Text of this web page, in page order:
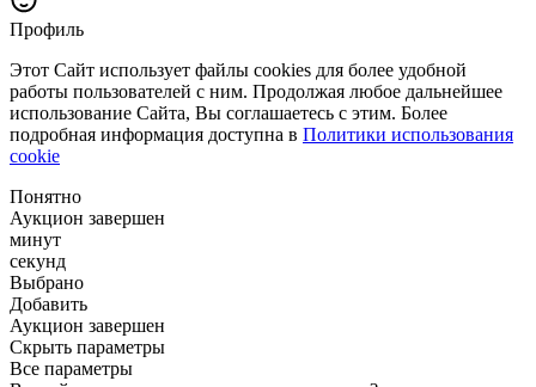
Профиль
Этот Сайт использует файлы cookies для более удобной
работы пользователей с ним. Продолжая любое дальнейшее
использование Сайта, Вы соглашаетесь с этим. Более
подробная информация доступна в Политики использования
cookie
Понятно
Аукцион завершен
минут
секунд
Выбрано
Добавить
Аукцион завершен
Скрыть параметры
Все параметры